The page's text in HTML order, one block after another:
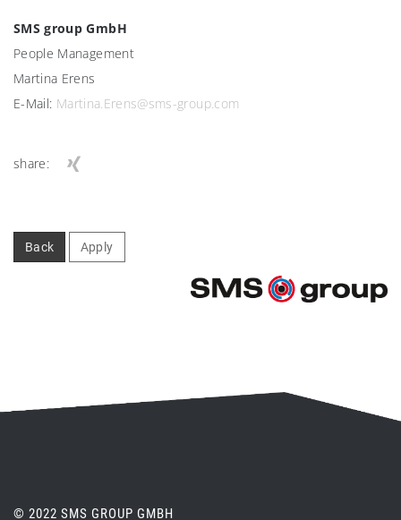
SMS group GmbH
People Management
Martina Erens
E-Mail: Martina.Erens@sms-group.com
share:
Back Apply
© 2022 SMS GROUP GMBH